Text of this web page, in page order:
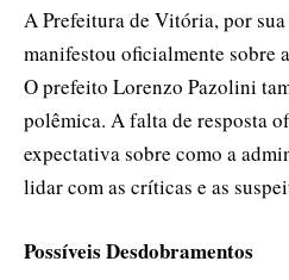
A Prefeitura de Vitória, por sua
manifestou oficialmente sobre
O prefeito Lorenzo Pazolini
polêmica. A falta de resposta
expectativa sobre como a
lidar com as críticas e as
Possíveis Desdobramentos